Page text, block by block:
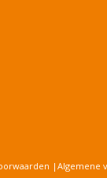
| Algemene